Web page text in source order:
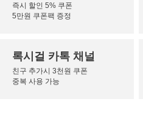
즉시 할인 5% 쿠폰
5만원 쿠폰팩 증정
록시걸 카톡 채널
친구 추가시 3천원 쿠폰
중복 사용 가능